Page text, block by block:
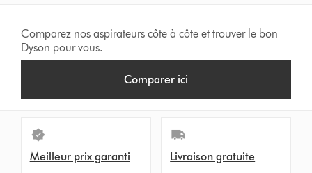
Comparez nos aspirateurs côte à côte et trouver le bon
Dyson pour vous.
Comparer ici
Meilleur prix garanti Livraison gratuite